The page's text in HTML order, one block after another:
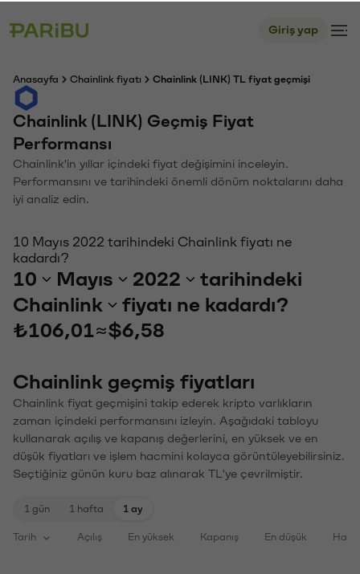
Giriş yap
Anasayfa Chainlink fiyatı Chainlink (LINK) TL fiyat geçmişi
Chainlink (LINK) Geçmiş Fiyat
Performansı
Chainlink'in yıllar içindeki fiyat değişimini inceleyin.
Performansını ve tarihindeki önemli dönüm noktalarını daha
iyi analiz edin.
10 Mayıs 2022 tarihindeki Chainlink fiyatı ne
kadardı?
10 Mayıs 2022
tarihindeki
Chainlink
fiyatı ne kadardı?
₺106,01 ≈$6,58
Chainlink geçmiş fiyatları
Chainlink fiyat geçmişini takip ederek kripto varlıkların
zaman içindeki performansını izleyin. Aşağıdaki tabloyu
kullanarak açılış ve kapanış değerlerini, en yüksek ve en
düşük fiyatları ve işlem hacmini kolayca görüntüleyebilirsiniz.
Seçtiğiniz günün kuru baz alınarak TL'ye çevrilmiştir.
1 gün 1 hafta 1 ay
Tarih Açılış En yüksek Kapanış En düşük